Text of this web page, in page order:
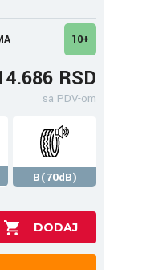
10+
RSD
sa PDV-om
B(70dB)